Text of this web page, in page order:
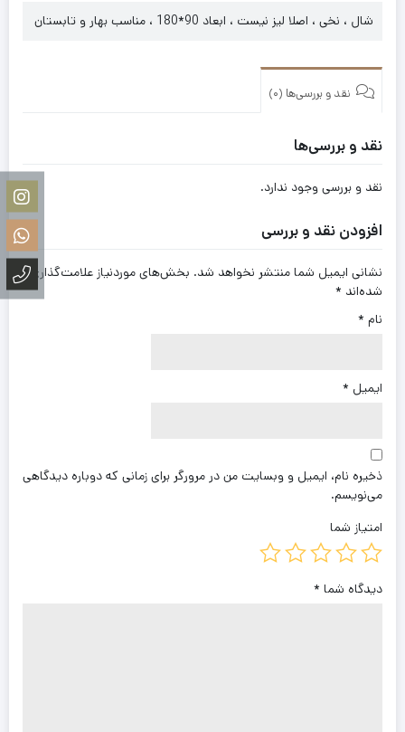
شال ، نخی ، اصلا لیز نیست ، ابعاد 90*180 ، مناسب بهار و تابستان
نقد و بررسی‌ها (0)
نقد و بررسی‌ها
نقد و بررسی وجود ندارد.
افزودن نقد و بررسی
نشانی ایمیل شما منتشر نخواهد شد. بخش‌های موردنیاز علامت‌گذاری
شده‌اند *
نام *
ایمیل *
ذخیره نام، ایمیل و وبسایت من در مرورگر برای زمانی که دوباره دیدگاهی
می‌نویسم.
امتیاز شما
دیدگاه شما *